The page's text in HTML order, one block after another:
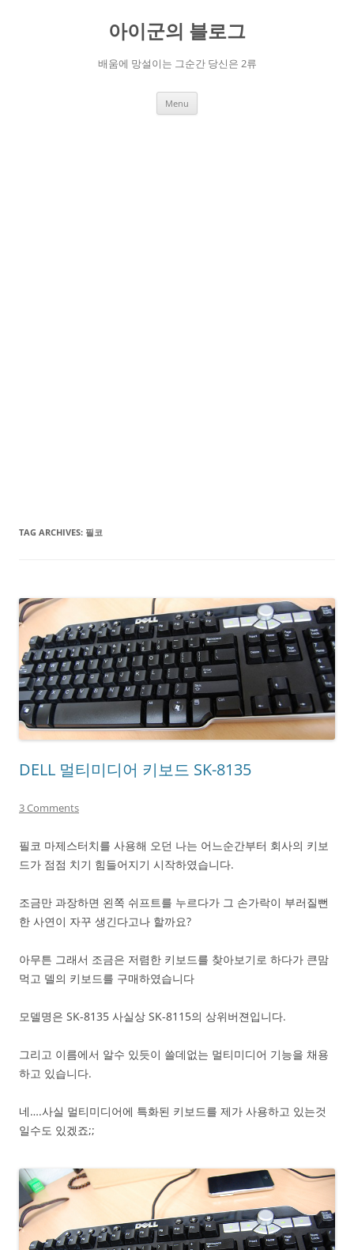
아이군의 블로그
배움에 망설이는 그순간 당신은 2류
Menu
TAG ARCHIVES: 필코
DELL 멀티미디어 키보드 SK-8135
3 Comments
필코 마제스터치를 사용해 오던 나는 어느순간부터 회사의 키보
드가 점점 치기 힘들어지기 시작하였습니다.
조금만 과장하면 왼쪽 쉬프트를 누르다가 그 손가락이 부러질뻔
한 사연이 자꾸 생긴다고나 할까요?
아무튼 그래서 조금은 저렴한 키보드를 찾아보기로 하다가 큰맘
먹고 델의 키보드를 구매하였습니다
모델명은 SK-8135 사실상 SK-8115의 상위버젼입니다.
그리고 이름에서 알수 있듯이 쓸데없는 멀티미디어 기능을 채용
하고 있습니다.
네….사실 멀티미디어에 특화된 키보드를 제가 사용하고 있는것
일수도 있겠죠;;